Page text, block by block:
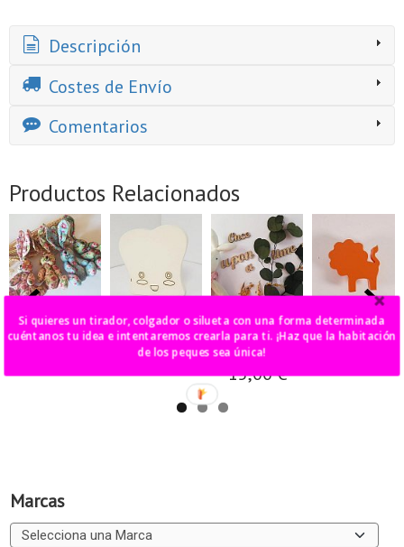
Marcas
Descripción
Costes de Envío
Comentarios
Productos Relacionados
conejitos de
flores
tostada estilo
Kawaii
16,00 €
"Once upon a
time" de
madera
15,00 €
león decorativo
19,00 €
Si quieres un tirador, colgador o silueta con una forma determinada
cuéntanos tu idea e intentaremos crearla para ti. ¡Haz que la habitación
de los peques sea única!